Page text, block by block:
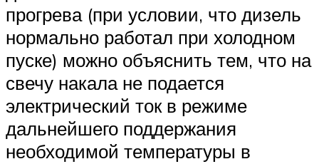
прогрева (при условии, что дизель
нормально работал при холодном
пуске) можно объяснить тем, что на
свечу накала не подается
электрический ток в режиме
дальнейшего поддержания
необходимой температуры в